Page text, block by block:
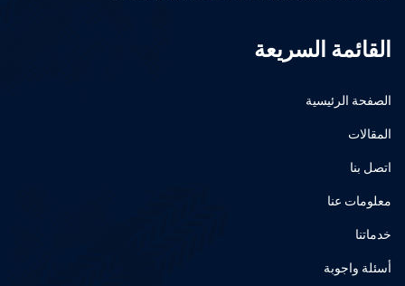
القائمة السريعة
الصفحة الرئيسية
المقالات
اتصل بنا
معلومات عنا
خدماتنا
أسئلة واجوبة